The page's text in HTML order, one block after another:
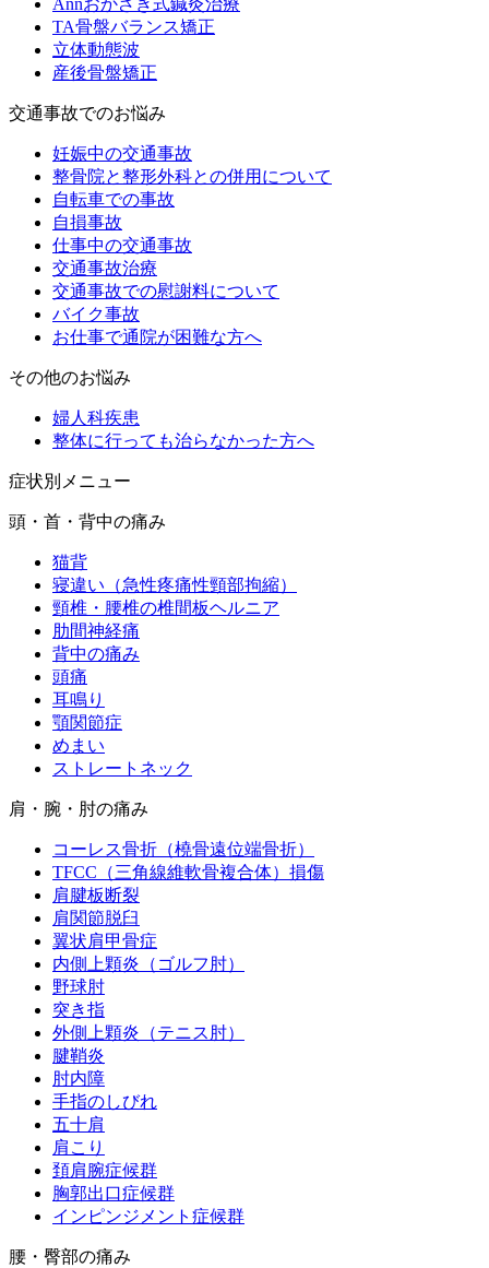
Annおかざき式鍼灸治療
TA骨盤バランス矯正
立体動態波
産後骨盤矯正
交通事故でのお悩み
妊娠中の交通事故
整骨院と整形外科との併用について
自転車での事故
自損事故
仕事中の交通事故
交通事故治療
交通事故での慰謝料について
バイク事故
お仕事で通院が困難な方へ
その他のお悩み
婦人科疾患
整体に行っても治らなかった方へ
症状別メニュー
頭・首・背中の痛み
猫背
寝違い（急性疼痛性頸部拘縮）
頸椎・腰椎の椎間板ヘルニア
肋間神経痛
背中の痛み
頭痛
耳鳴り
顎関節症
めまい
ストレートネック
肩・腕・肘の痛み
コーレス骨折（橈骨遠位端骨折）
TFCC（三角線維軟骨複合体）損傷
肩腱板断裂
肩関節脱臼
翼状肩甲骨症
内側上顆炎（ゴルフ肘）
野球肘
突き指
外側上顆炎（テニス肘）
腱鞘炎
肘内障
手指のしびれ
五十肩
肩こり
頚肩腕症候群
胸郭出口症候群
インピンジメント症候群
腰・臀部の痛み